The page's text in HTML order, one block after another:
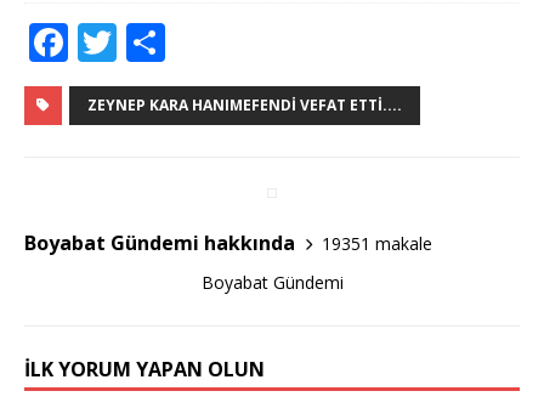
F
a
c
o
T
w
it
h
ar
ZEYNEP KARA HANIMEFENDI VEFAT ETTI....
Boyabat Gündemi hakkında
19351 makale
Boyabat Gündemi
İLK YORUM YAPAN OLUN